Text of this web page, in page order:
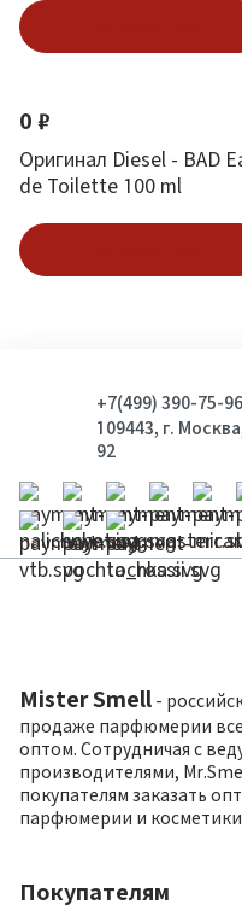
0 ₽
Оригинал Diesel - BAD
de Toilette 100 ml
+7(499) 390-75-96
109443, г.
92
Mister Smell -
продаже парфюмерии
оптом. Сотрудничая с
производителями,
покупателям заказать
парфюмерии и
Покупателям